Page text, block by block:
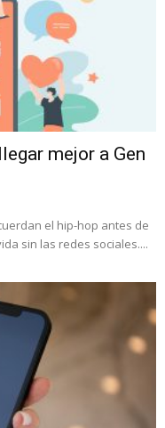
mejor a Gen
el hip-hop antes de
sin las redes sociales....